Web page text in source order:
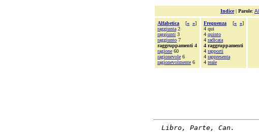
Indice| Parole:
Alfabetica [« »]
raggiunta 2
raggiunti 3
raggiunto 7
raggruppamenti 4
ragione 60
ragionevole 6
ragionevolmente 6
Frequenza [« »]
4 qui
4 quinto
4 radicata
4 raggruppamenti
4 rapporti
4 rappresenta
4 reale
Libro, Parte, Can.